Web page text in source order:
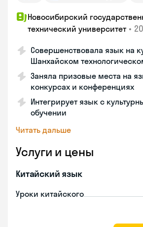
Новосибирский
технический университет •
Совершенствовала язык на
Шанхайском
Заняла призовые места на
конкурсах и конференциях
Интегрирует язык с
обучении
Читать дальше
Услуги и цены
Китайский язык
Уроки китайского